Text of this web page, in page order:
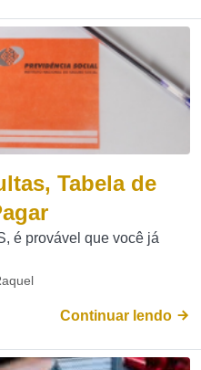
Tabela de
é provável que você já
Continuar lendo